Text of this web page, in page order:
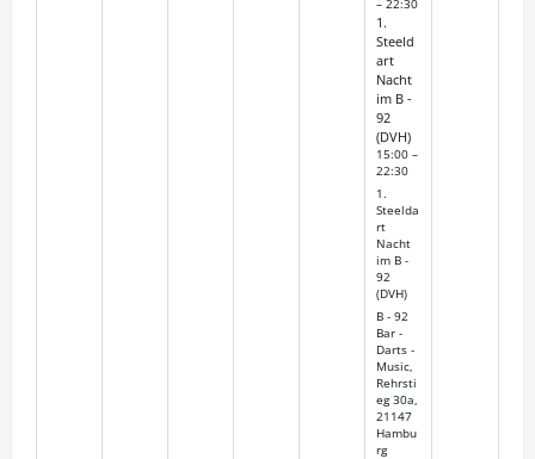
– 22:30
1.
Steeld
art
Nacht
im B -
92
(DVH)
15:00 –
22:30
1.
Steelda
rt
Nacht
im B -
92
(DVH)
B - 92
Bar -
Darts -
Music,
Rehrsti
eg 30a,
21147
Hambu
rg